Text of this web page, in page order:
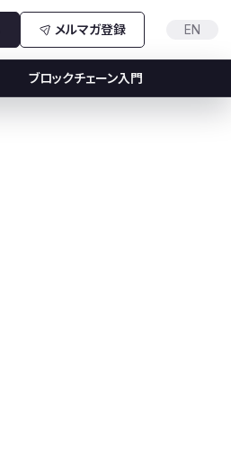
メルマガ登録 EN
ブロックチェーン入門